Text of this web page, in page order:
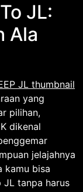
JL:
Ala
yang
pilihan,
dikenal
jelajahnya
kamu bisa
JL tanpa harus